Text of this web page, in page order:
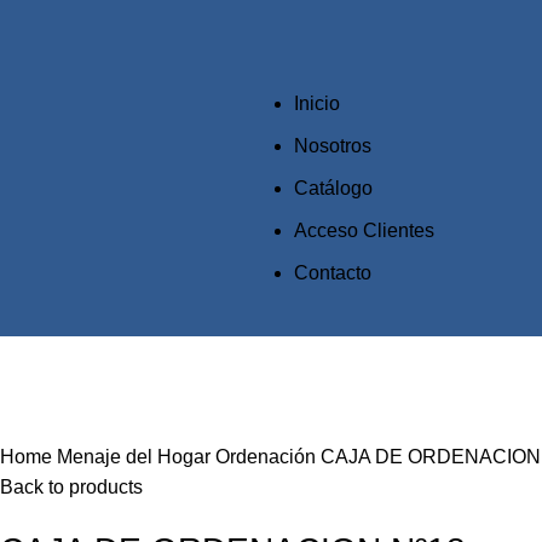
Inicio
Nosotros
Catálogo
Acceso Clientes
Contacto
Home Menaje del Hogar Ordenación CAJA DE ORDENACION
Back to products